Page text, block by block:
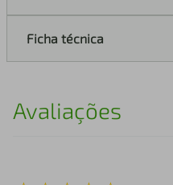
Ficha técnica
Avaliações